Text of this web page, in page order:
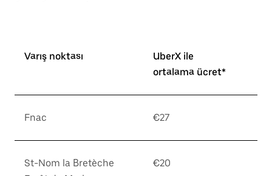
Varış noktası
UberX ile
ortalama ücret*
Fnac €27
St-Nom la Bretèche
€20